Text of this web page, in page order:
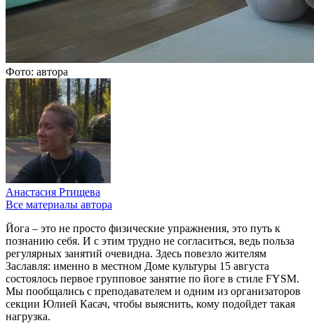
Фото: автора
Анастасия Ртищева
Все материалы автора
Йога – это не просто физические упражнения, это путь к
познанию себя. И с этим трудно не согласиться, ведь польза
регулярных занятий очевидна. Здесь повезло жителям
Заславля: именно в местном Доме культуры 15 августа
состоялось первое групповое занятие по йоге в стиле FYSM.
Мы пообщались с преподавателем и одним из организаторов
секции Юлией Касач, чтобы выяснить, кому подойдет такая
нагрузка.